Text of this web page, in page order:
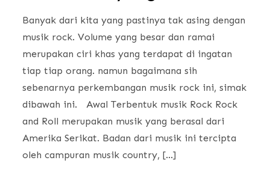
Banyak dari kita yang pastinya tak asing dengan
musik rock. Volume yang besar dan ramai
merupakan ciri khas yang terdapat di ingatan
tiap tiap orang. namun bagaimana sih
sebenarnya perkembangan musik rock ini, simak
dibawah ini. Awal Terbentuk musik Rock Rock
and Roll merupakan musik yang berasal dari
Amerika Serikat. Badan dari musik ini tercipta
oleh campuran musik country, […]